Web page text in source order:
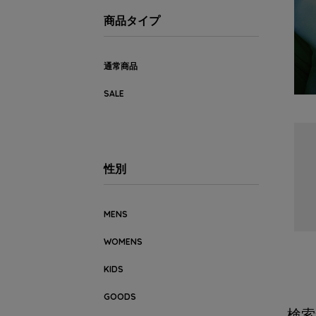
商品タイプ
通常商品
SALE
性別
MENS
WOMENS
KIDS
GOODS